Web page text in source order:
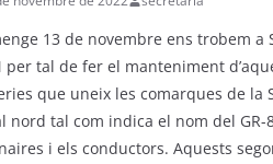
13 de novembre ens trobem
per tal de fer el manteniment
que uneix les comarques de la
nord tal com indica el nom del
i els conductors. Aquests